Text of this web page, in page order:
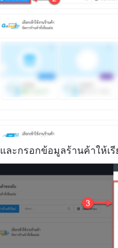
ละกรอกข้อมูลร้านค้าให้เรี